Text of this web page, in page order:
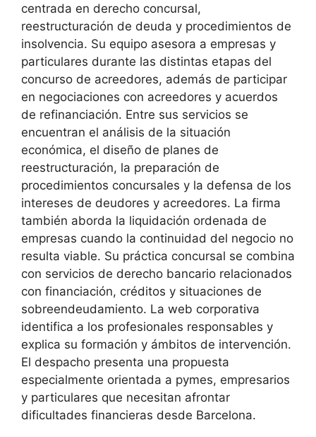
centrada en derecho concursal,
reestructuración de deuda y procedimientos de
insolvencia. Su equipo asesora a empresas y
particulares durante las distintas etapas del
concurso de acreedores, además de participar
en negociaciones con acreedores y acuerdos
de refinanciación. Entre sus servicios se
encuentran el análisis de la situación
económica, el diseño de planes de
reestructuración, la preparación de
procedimientos concursales y la defensa de los
intereses de deudores y acreedores. La firma
también aborda la liquidación ordenada de
empresas cuando la continuidad del negocio no
resulta viable. Su práctica concursal se combina
con servicios de derecho bancario relacionados
con financiación, créditos y situaciones de
sobreendeudamiento. La web corporativa
identifica a los profesionales responsables y
explica su formación y ámbitos de intervención.
El despacho presenta una propuesta
especialmente orientada a pymes, empresarios
y particulares que necesitan afrontar
dificultades financieras desde Barcelona.